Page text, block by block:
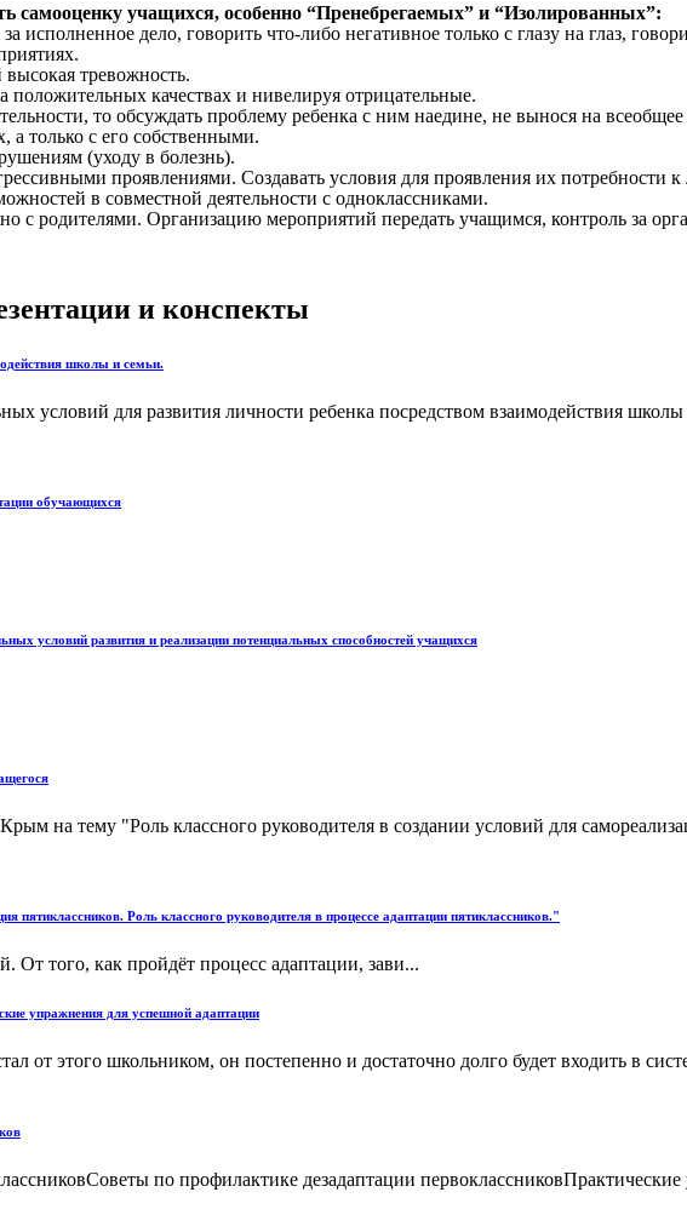
самооценку учащихся, особенно “Пренебрегаемых” и “Изолированных”:
дело, говорить что-либо негативное только с глазу на глаз,
тревожность.
качествах и нивелируя отрицательные.
то обсуждать проблему ребенка с ним наедине, не вынося на
только с его собственными.
(уходу в болезнь).
проявлениями. Создавать условия для проявления их потребности к
в совместной деятельности с одноклассниками.
родителями. Организацию мероприятий передать учащимся, контроль за
и конспекты
школы и семьи.
условий для развития личности ребенка посредством взаимодействия
обучающихся
условий развития и реализации потенциальных способностей учащихся
на тему "Роль классного руководителя в создании условий для
Роль классного руководителя в процессе адаптации пятиклассников."
того, как пройдёт процесс адаптации, зави...
упражнения для успешной адаптации
от этого школьником, он постепенно и достаточно долго будет входить в
по профилактике дезадаптации